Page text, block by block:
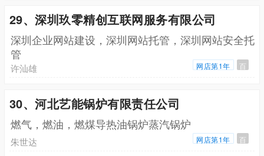
29、深圳玖零精创互联网服务有限公司
深圳企业网站建设，深圳网站托管，深圳网站安全托
管
许汕雄 网店第1年 百
30、河北艺能锅炉有限责任公司
燃气，燃油，燃煤导热油锅炉蒸汽锅炉
朱世达 网店第1年 百